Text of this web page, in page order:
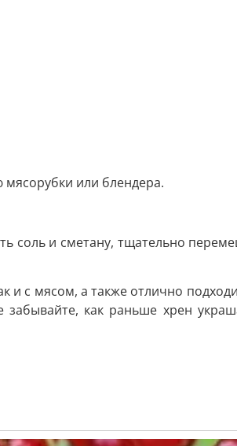
или блендера.
соль и сметану, тщательно
и с мясом, а также отлично
как раньше хрен